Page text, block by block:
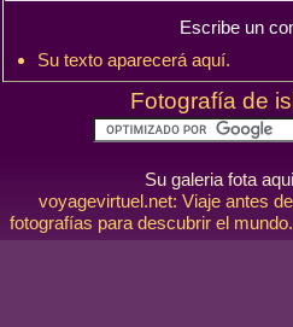
Escribe un
Su texto aparecerá aquí.
Fotografía de
Su galeria fota aqui
voyagevirtuel.net: Viaje antes
fotografías para descubrir el